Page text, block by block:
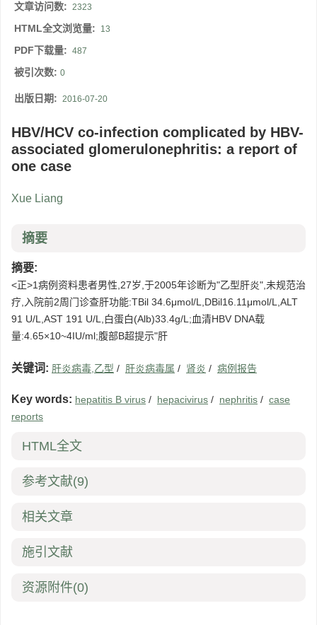
文章访问数: 2323
HTML全文浏览量: 13
PDF下载量: 487
被引次数: 0
出版日期: 2016-07-20
HBV/HCV co-infection complicated by HBV-
associated glomerulonephritis: a report of
one case
Xue Liang
摘要
摘要:
<正>1病例资料患者男性,27岁,于2005年诊断为"乙型肝炎",未规范治
疗,入院前2周门诊查肝功能:TBil 34.6μmol/L,DBil16.11μmol/L,ALT
91 U/L,AST 191 U/L,白蛋白(Alb)33.4g/L;血清HBV DNA载
量:4.65×10~4IU/ml;腹部B超提示"肝
关键词: 肝炎病毒,乙型 / 肝炎病毒属 / 肾炎 / 病例报告
Key words: hepatitis B virus / hepacivirus / nephritis / case
reports
HTML全文
参考文献(9)
相关文章
施引文献
资源附件(0)